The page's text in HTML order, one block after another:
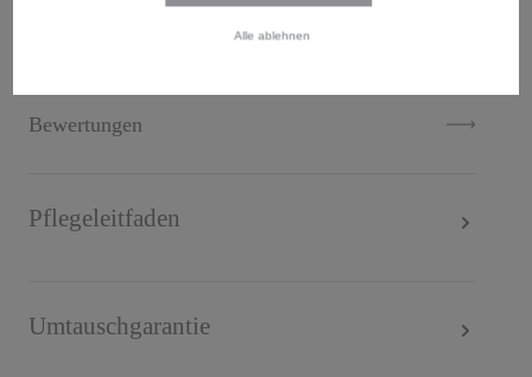
Bewertungen
Pflegeleitfaden
Umtauschgarantie
Einstellungen, um festzulegen, wie Ihre gesammelten Daten
verwendet werden können. Sie können Ihre Einwilligung jederzeit
Alle ablehnen